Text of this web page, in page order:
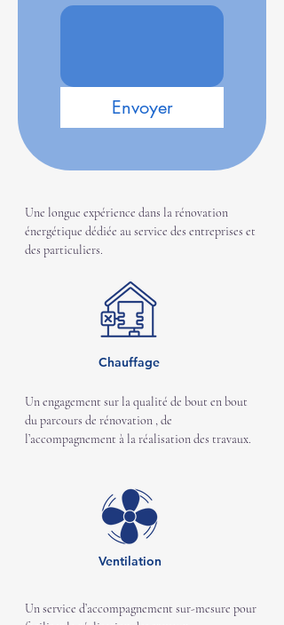
Envoyer
Une longue expérience dans la rénovation
énergétique dédiée au service des entreprises et
des particuliers.
Chauffage
Ventilation
Un engagement sur la qualité de bout en bout
du parcours de rénovation , de
l’accompagnement à la réalisation des travaux.
Un service d’accompagnement sur-mesure pour